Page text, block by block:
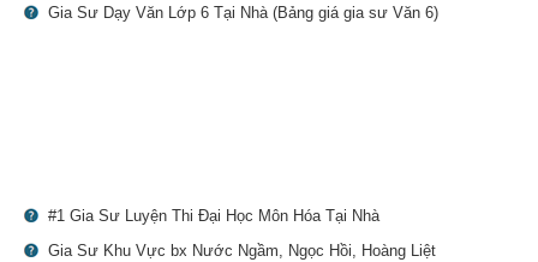
Gia Sư Dạy Văn Lớp 6 Tại Nhà (Bảng giá gia sư Văn 6)
#1 Gia Sư Luyện Thi Đại Học Môn Hóa Tại Nhà
Gia Sư Khu Vực bx Nước Ngầm, Ngọc Hồi, Hoàng Liệt